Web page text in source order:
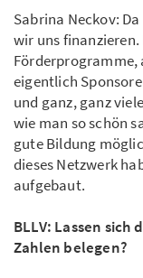
Sabrina Neckov:
wir uns
eigentlich
und ganz, ganz
wie man so schön
gute Bildung
dieses Netzwerk
aufgebaut.
BLLV: Lassen sich
Zahlen belegen?